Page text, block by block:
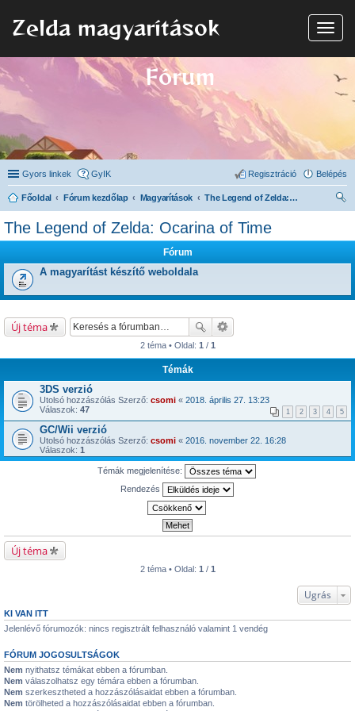
N
a
Zelda magyarítások
Fórum
Gyors linkek GyIK Belépés
Regisztráció
Főoldal Fórum kezdőlap Magyarítások
The Legend of Zelda: Ocarina of Time
The Legend of Zelda: Ocarina of Time
Fórum
A magyarítást készítő weboldala
Új téma
2 téma • Oldal: 1 / 1
Témák
3DS verzió
Utolsó hozzászólás Szerző: csomi « 2018. április 27. 13:23
Válaszok: 47 1 2 3 4 5
GC/Wii verzió
Utolsó hozzászólás Szerző: csomi « 2016. november 22. 16:28
Válaszok: 1
Témák megjelenítése:
Rendezés
Új téma
2 téma • Oldal: 1 / 1
Ugrás
KI VAN ITT
Jelenlévő fórumozók: nincs regisztrált felhasználó valamint 1 vendég
FÓRUM JOGOSULTSÁGOK
Nem nyithatsz témákat ebben a fórumban.
Nem válaszolhatsz egy témára ebben a fórumban.
Nem szerkesztheted a hozzászólásaidat ebben a fórumban.
Nem törölheted a hozzászólásaidat ebben a fórumban.